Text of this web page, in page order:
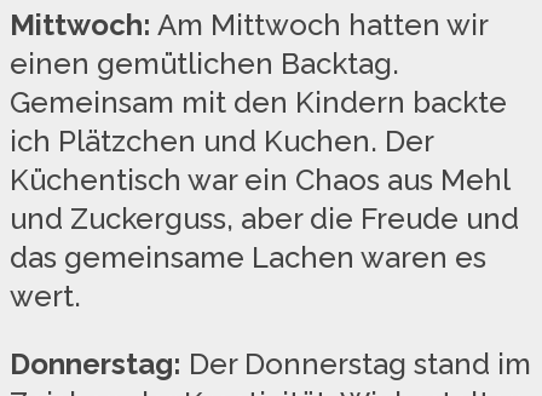
Mittwoch: Am Mittwoch hatten wir
einen gemütlichen Backtag.
Gemeinsam mit den Kindern backte
ich Plätzchen und Kuchen. Der
Küchentisch war ein Chaos aus Mehl
und Zuckerguss, aber die Freude und
das gemeinsame Lachen waren es
wert.
Donnerstag: Der Donnerstag stand im